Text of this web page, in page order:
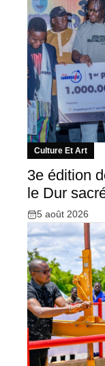
Culture Et Art
3e édition
le Dur
5 août 2026